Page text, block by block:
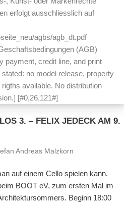
3. – FELIX JEDECK AM 9.
Andreas Malzkorn
auf einem Cello spielen kann.
BOOT eV, zum ersten Mal im
Beginn 18:00